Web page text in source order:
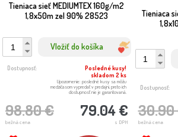
Tieniaca sieť MEDIUMTEX 160g/m2
1,8x50m zel 90% 28523
Vložiť do košíka
98.80 €
bežná cena
79.04 €
s DPH
Dostupnosť:
Posledné kusy!
skladom 2 ks
Upozornenie: posledné kusy sa môžu
medzičasom vypredať v predajni, preto ich
dostupnosť nie je garantovaná.
Tieniaca
30.90
bežná cena
Dostupnosť: